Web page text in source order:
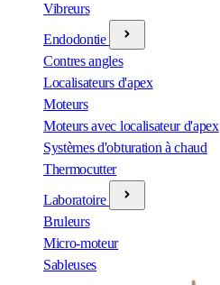
Vibreurs
Endodontie
Contres angles
Localisateurs d'apex
Moteurs
Moteurs avec localisateur d'apex
Systèmes d'obturation à chaud
Thermocutter
Laboratoire
Bruleurs
Micro-moteur
Sableuses